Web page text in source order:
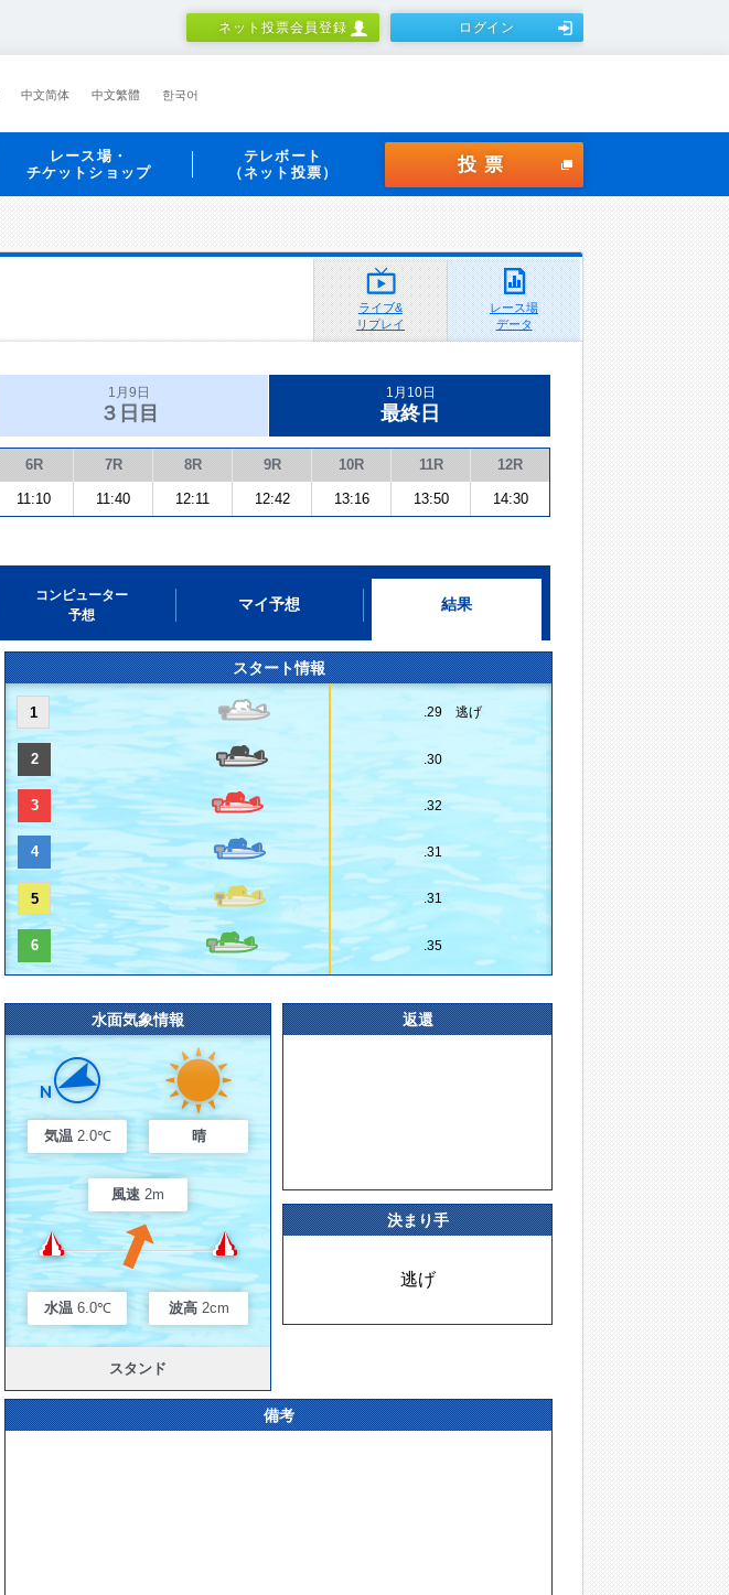
ネット投票会員登録 ログイン
中文简体 中文繁體 한국어
レース場・
チケットショップ
テレボート
（ネット投票）
投票
ライブ&
リプレイ
レース場
データ
1月9日
３日目
1月10日
最終日
6R 7R 8R 9R 10R 11R 12R
11:10 11:40 12:11 12:42 13:16 13:50 14:30
コンピューター
予想
マイ予想 結果
スタート情報
1 .29 逃げ
2 .30
3 .32
4 .31
5 .31
6 .35
水面気象情報
気温 2.0℃ 晴
風速 2m
水温 6.0℃ 波高 2cm
スタンド
返還
決まり手
逃げ
備考